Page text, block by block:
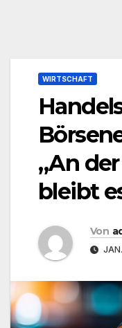
WIRTSCHAFT
„An
bleibt
Von